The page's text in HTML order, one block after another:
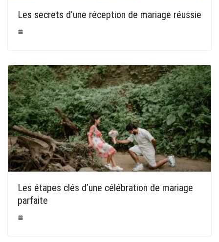
Les secrets d’une réception de mariage réussie
Les étapes clés d’une célébration de mariage
parfaite